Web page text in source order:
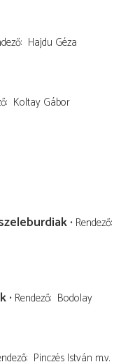
Hajdu Géza
Koltay Gábor
Rendező
Rendező Bodolay
Pinczés István m.v.